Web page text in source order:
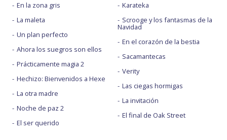
En la zona gris
La maleta
Un plan perfecto
Ahora los suegros son ellos
Prácticamente magia 2
Hechizo: Bienvenidos a Hexe
La otra madre
Noche de paz 2
El ser querido
Karateka
Scrooge y los fantasmas de la
Navidad
En el corazón de la bestia
Sacamantecas
Verity
Las ciegas hormigas
La invitación
El final de Oak Street